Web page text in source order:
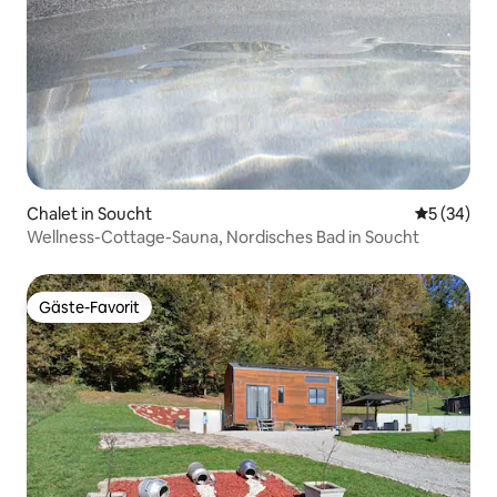
Chalet in Soucht
5 (34)
Wellness-Cottage-Sauna, Nordisches Bad in Soucht
Gäste-Favorit
Gäste-Favorit